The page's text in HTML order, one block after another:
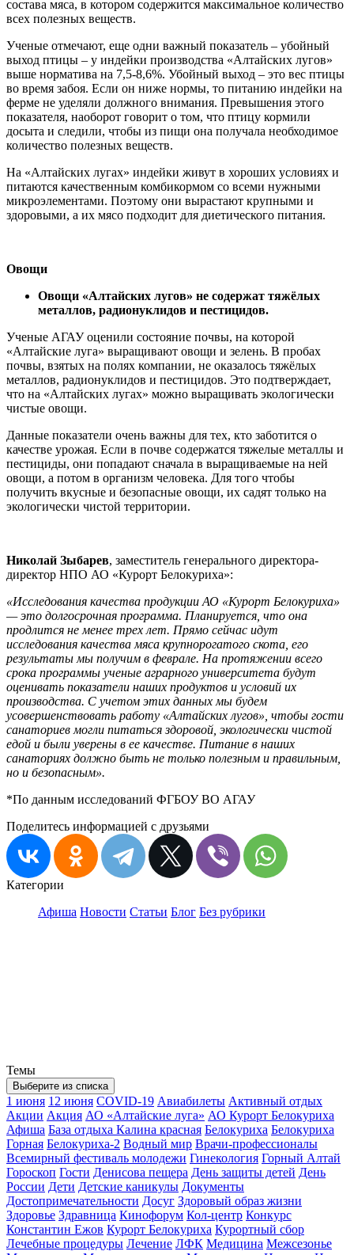
состава мяса, в котором содержится максимальное количество
всех полезных веществ.
Ученые отмечают, еще одни важный показатель – убойный
выход птицы – у индейки производства «Алтайских лугов»
выше норматива на 7,5-8,6%. Убойный выход – это вес птицы
во время забоя. Если он ниже нормы, то питанию индейки на
ферме не уделяли должного внимания. Превышения этого
показателя, наоборот говорит о том, что птицу кормили
досыта и следили, чтобы из пищи она получала необходимое
количество полезных веществ.
На «Алтайских лугах» индейки живут в хороших условиях и
питаются качественным комбикормом со всеми нужными
микроэлементами. Поэтому они вырастают крупными и
здоровыми, а их мясо подходит для диетического питания.
Овощи
Овощи «Алтайских лугов» не содержат тяжёлых
металлов, радионуклидов и пестицидов.
Ученые АГАУ оценили состояние почвы, на которой
«Алтайские луга» выращивают овощи и зелень. В пробах
почвы, взятых на полях компании, не оказалось тяжёлых
металлов, радионуклидов и пестицидов. Это подтверждает,
что на «Алтайских лугах» можно выращивать экологически
чистые овощи.
Данные показатели очень важны для тех, кто заботится о
качестве урожая. Если в почве содержатся тяжелые металлы и
пестициды, они попадают сначала в выращиваемые на ней
овощи, а потом в организм человека. Для того чтобы
получить вкусные и безопасные овощи, их садят только на
экологически чистой территории.
Николай Зыбарев, заместитель генерального директора-
директор НПО АО «Курорт Белокуриха»:
«Исследования качества продукции АО «Курорт Белокуриха»
— это долгосрочная программа. Планируется, что она
продлится не менее трех лет. Прямо сейчас идут
исследования качества мяса крупнорогатого скота, его
результаты мы получим в феврале. На протяжении всего
срока программы ученые аграрного университета будут
оценивать показатели наших продуктов и условий их
производства. С учетом этих данных мы будем
усовершенствовать работу «Алтайских лугов», чтобы гости
санаториев могли питаться здоровой, экологически чистой
едой и были уверены в ее качестве. Питание в наших
санаториях должно быть не только полезным и правильным,
но и безопасным».
*По данным исследований ФГБОУ ВО АГАУ
Поделитесь информацией с друзьями
Категории
Афиша Новости Статьи Блог Без рубрики
Темы
Выберите из списка
1 июня 12 июня COVID-19 Авиабилеты Активный отдых
Акции Акция АО «Алтайские луга» АО Курорт Белокуриха
Афиша База отдыха Калина красная Белокуриха Белокуриха
Горная Белокуриха-2 Водный мир Врачи-профессионалы
Всемирный фестиваль молодежи Гинекология Горный Алтай
Гороскоп Гости Денисова пещера День защиты детей День
России Дети Детские каникулы Документы
Достопримечательности Досуг Здоровый образ жизни
Здоровье Здравница Кинофорум Кол-центр Конкурс
Константин Ежов Курорт Белокуриха Курортный сбор
Лечебные процедуры Лечение ЛФК Медицина Межсезонье